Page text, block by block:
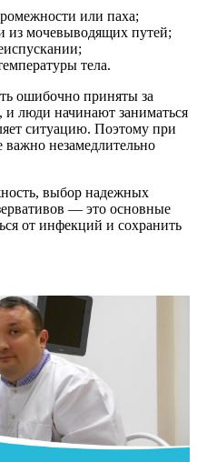
или паха;
из мочевыводящих путей;
тела.
ошибочно приняты за
и люди начинают заниматься
ситуацию. Поэтому при
незамедлительно
выбор надежных
— это основные
от инфекций и сохранить